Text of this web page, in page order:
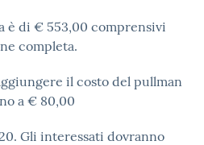
è di € 553,00 comprensivi
completa.
il costo del pullman
a € 80,00
Gli interessati dovranno